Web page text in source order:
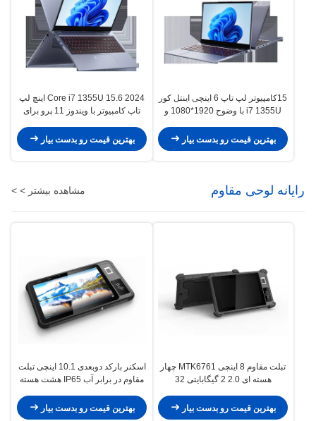
15کامپیوتر لپ تاپ 6 اینچی اینتل کور
i7 1355U با وضوح 1920*1080 و
بهترین قیمت رو بدست بیار
2024 Core i7 1355U 15.6 اینچ لپ
تاپ کامپیوتر با ویندوز 11 پرو برای
بهترین قیمت رو بدست بیار
رایانه لوحی مقاوم مشاهده بیشتر > >
تبلت مقاوم 8 اینچی MTK6761 چهار
هسته ای 2.0 2 گیگابایتی 32
بهترین قیمت رو بدست بیار
اسکنر بارکد دوبعدی 10.1 اینچی تبلت
مقاوم در برابر آب IP65 هشت هسته
بهترین قیمت رو بدست بیار